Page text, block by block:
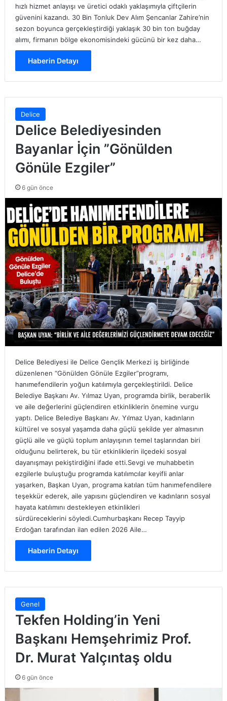
hızlı hizmet anlayışı ve üretici odaklı yaklaşımıyla çiftçilerin
güvenini kazandı. 30 Bin Tonluk Dev Alım Şencanlar Zahire’nin
sezon boyunca gerçekleştirdiği yaklaşık 30 bin ton buğday
alımı, firmanın bölge ekonomisindeki gücünü bir kez daha…
Haberin Detayı
Delice
Delice Belediyesinden
Bayanlar İçin ”Gönülden
Gönüle Ezgiler”
6 gün önce
Delice Belediyesi ile Delice Gençlik Merkezi iş birliğinde
düzenlenen “Gönülden Gönüle Ezgiler”programı,
hanımefendilerin yoğun katılımıyla gerçekleştirildi. Delice
Belediye Başkanı Av. Yılmaz Uyan, programda birlik, beraberlik
ve aile değerlerini güçlendiren etkinliklerin önemine vurgu
yaptı. Delice Belediye Başkanı Av. Yılmaz Uyan, kadınların
kültürel ve sosyal yaşamda daha güçlü şekilde yer almasının
güçlü aile ve güçlü toplum anlayışının temel taşlarından biri
olduğunu belirterek, bu tür etkinliklerin ilçedeki sosyal
dayanışmayı pekiştirdiğini ifade etti.Sevgi ve muhabbetin
ezgilerle buluştuğu programda katılımcılar keyifli anlar
yaşarken, Başkan Uyan, programa katılan tüm hanımefendilere
teşekkür ederek, aile yapısını güçlendiren ve kadınların sosyal
hayata katılımını destekleyen etkinlikleri
sürdüreceklerini söyledi.Cumhurbaşkanı Recep Tayyip
Erdoğan tarafından ilan edilen 2026 Aile…
Haberin Detayı
Genel
Tekfen Holding’in Yeni
Başkanı Hemşehrimiz Prof.
Dr. Murat Yalçıntaş oldu
6 gün önce